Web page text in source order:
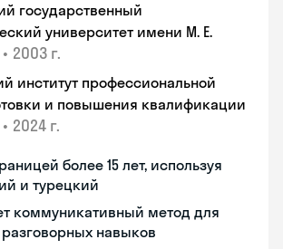
государственный
университет имени М. Е.
• 2003 г.
институт профессиональной
и повышения квалификации
• 2024 г.
более 15 лет, используя
и турецкий
коммуникативный метод для
навыков